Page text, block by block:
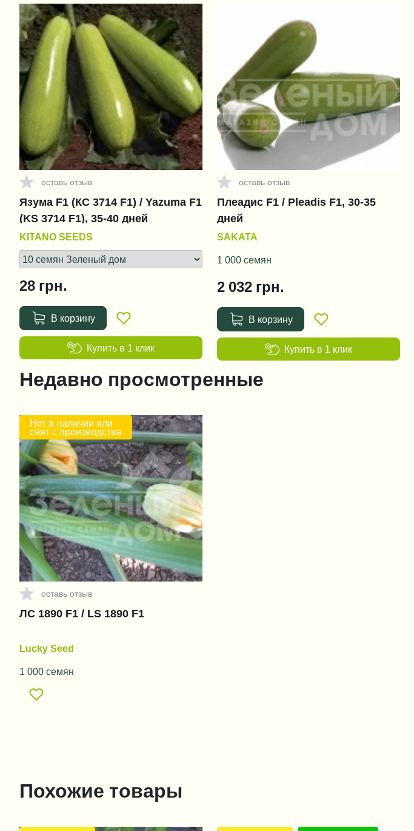
оставь отзыв
Язума F1 (КС 3714 F1) / Yazuma F1
(KS 3714 F1), 35-40 дней
KITANO SEEDS
28 грн.
В корзину
Купить в 1 клик
оставь отзыв
Плеадис F1 / Pleadis F1, 30-35
дней
SAKATA
1 000 семян
2 032 грн.
В корзину
Купить в 1 клик
Недавно просмотренные
Нет в наличии или
снят с производства
оставь отзыв
ЛС 1890 F1 / LS 1890 F1
Lucky Seed
1 000 семян
Похожие товары